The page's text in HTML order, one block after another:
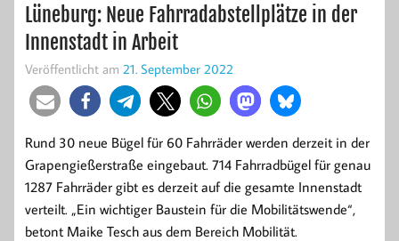
Lüneburg: Neue Fahrradabstellplätze in der
Innenstadt in Arbeit
Veröffentlicht am 21. September 2022
Rund 30 neue Bügel für 60 Fahrräder werden derzeit in der
Grapengießerstraße eingebaut. 714 Fahrradbügel für genau
1287 Fahrräder gibt es derzeit auf die gesamte Innenstadt
verteilt. „Ein wichtiger Baustein für die Mobilitätswende“,
betont Maike Tesch aus dem Bereich Mobilität.